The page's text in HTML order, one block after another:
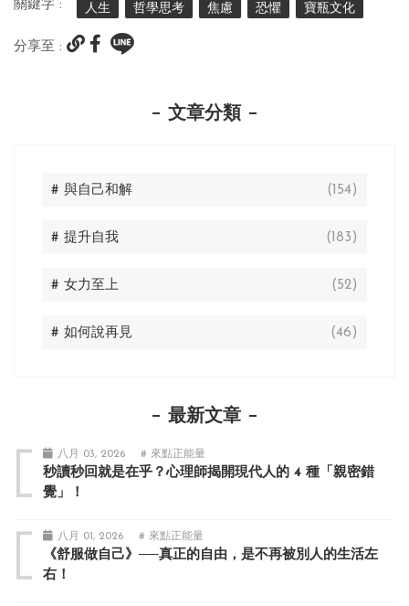
關鍵字 : 人生 哲學思考 焦慮 恐懼 寶瓶文化
分享至 :
文章分類
# 與自己和解 (154)
# 提升自我 (183)
# 女力至上 (52)
# 如何說再見 (46)
最新文章
八月 03, 2026 # 來點正能量
秒讀秒回就是在乎？心理師揭開現代人的 4 種「親密錯
覺」！
八月 01, 2026 # 來點正能量
《舒服做自己》──真正的自由，是不再被別人的生活左
右！